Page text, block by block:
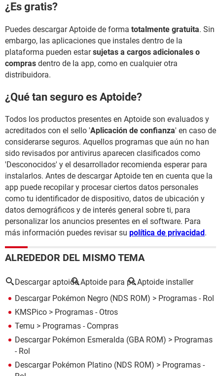
¿Es gratis?
Puedes descargar Aptoide de forma totalmente gratuita. Sin
embargo, las aplicaciones que instales dentro de la
plataforma pueden estarsujetas a cargos adicionales o
compras dentro de la app, como en cualquier otra
distribuidora.
¿Qué tan seguro es Aptoide?
Todos los productos presentes en Aptoide son evaluados y
acreditados con el sello 'Aplicación de confianza' en caso de
considerarse seguros. Aquellos programas que aún no han
sido revisados por antivirus aparecen clasificados como
'Desconocidos' y el desarrollador recomienda esperar para
instalarlos. Antes de descargar Aptoide ten en cuenta que la
app puede recopilar y procesar ciertos datos personales
como tu identificador de dispositivo, datos de ubicación y
datos demográficos y de interés general sobre ti, para
personalizar los anuncios presentes en el software. Para
más información puedes revisar su política de privacidad.
ALREDEDOR DEL MISMO TEMA
Descargar aptoide Aptoide para pc Aptoide installer
Descargar Pokémon Negro (NDS ROM) > Programas - Rol
KMSPico > Programas - Otros
Temu > Programas - Compras
Descargar Pokémon Esmeralda (GBA ROM) > Programas
- Rol
Descargar Pokémon Platino (NDS ROM) > Programas -